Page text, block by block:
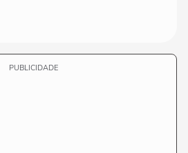
PUBLICIDADE